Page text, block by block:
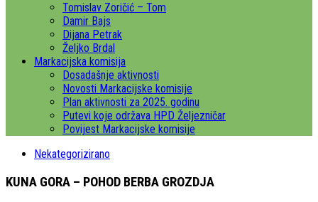
Tomislav Zoričić – Tom
Damir Bajs
Dijana Petrak
Željko Brdal
Markacijska komisija
Dosadašnje aktivnosti
Novosti Markacijske komisije
Plan aktivnosti za 2025. godinu
Putevi koje održava HPD Željezničar
Povijest Markacijske komisije
Nekategorizirano
KUNA GORA – POHOD BERBA GROZDJA